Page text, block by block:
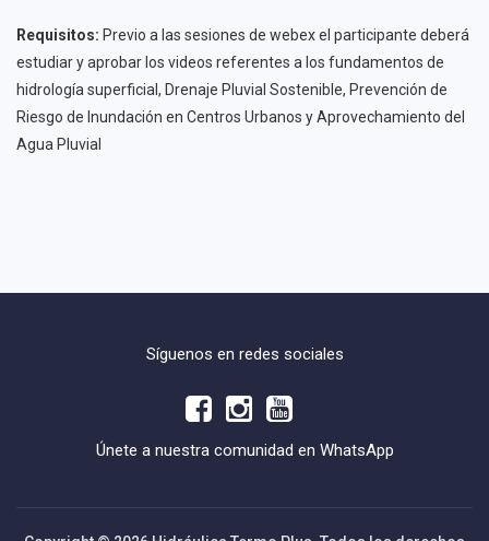
Requisitos: Previo a las sesiones de webex el participante deberá
estudiar y aprobar los videos referentes a los fundamentos de
hidrología superficial, Drenaje Pluvial Sostenible, Prevención de
Riesgo de Inundación en Centros Urbanos y Aprovechamiento del
Agua Pluvial
Síguenos en redes sociales
Únete a nuestra comunidad en WhatsApp